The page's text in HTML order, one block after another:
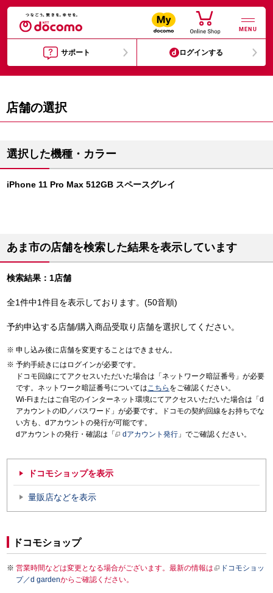
MENU
サポート ログインする
店舗の選択
選択した機種・カラー
iPhone 11 Pro Max 512GB スペースグレイ
あま市の店舗を検索した結果を表示しています
検索結果：1店舗
全1件中1件目を表示しております。(50音順)
予約申込する店舗/購入商品受取り店舗を選択してください。
申し込み後に店舗を変更することはできません。
予約手続きにはログインが必要です。
ドコモ回線にてアクセスいただいた場合は「ネットワーク暗証番号」が必要
です。ネットワーク暗証番号についてはこちら をご確認ください。
Wi-Fiまたはご自宅のインターネット環境にてアクセスいただいた場合は「d
アカウントのID／パスワード」が必要です。ドコモの契約回線をお持ちでな
い方も、dアカウントの発行が可能です。
dアカウントの発行・確認は「
dアカウント発行 」でご確認ください。
ドコモショップを表示
量販店などを表示
ドコモショップ
営業時間などは変更となる場合がございます。最新の情報は
ドコモショッ
プ／d gardenからご確認ください。